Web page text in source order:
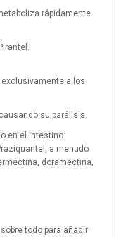
rápidamente
a los
su parálisis.
en el intestino.
a menudo
doramectina,
todo para añadir